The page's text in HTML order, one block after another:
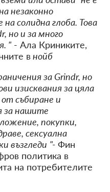
незаконно
на солидна глоба. Това
но и за много
" - Ала Криниките,
внойб
за Grindr, но
изисквания за цяла
събиране и
за нашите
покупки,
сексуална
възгледи "- Фин
политика в
на потребителите